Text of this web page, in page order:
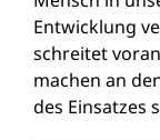
Entwicklung
schreitet
machen an
des Einsatzes